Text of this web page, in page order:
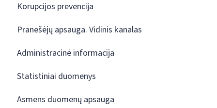
Korupcijos prevencija
Pranešėjų apsauga. Vidinis kanalas
Administracinė informacija
Statistiniai duomenys
Asmens duomenų apsauga